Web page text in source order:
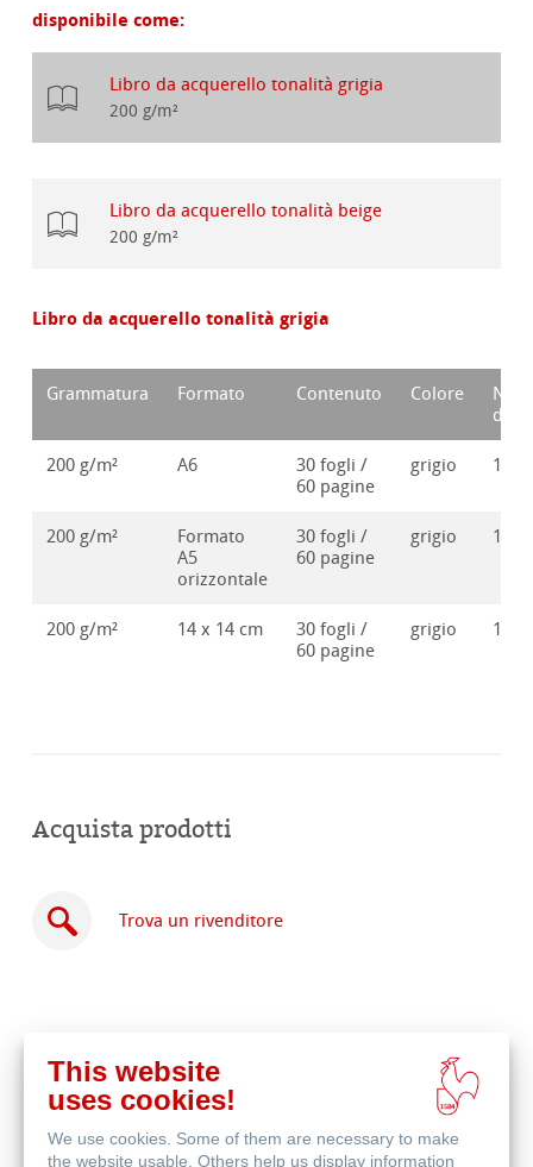
disponibile come:
Libro da acquerello tonalità grigia
200 g/m²
Libro da acquerello tonalità beige
200 g/m²
Libro da acquerello tonalità grigia
Grammatura Formato Contenuto Colore
200 g/m² A6
30 fogli /
60 pagine
grigio
200 g/m²
Formato
A5
orizzontale
30 fogli /
60 pagine
grigio
200 g/m² 14 x 14 cm
30 fogli /
60 pagine
grigio
Acquista prodotti
Trova un rivenditore
Acquista
online
This website
uses cookies!
We use cookies. Some of them are necessary to make
the website usable. Others help us display information